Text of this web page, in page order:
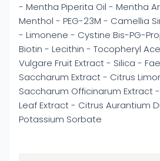
- Mentha Piperita Oil - Mentha
Menthol - PEG-23M - Camellia
- Limonene - Cystine Bis-PG-
Biotin - Lecithin - Tocopheryl
Vulgare Fruit Extract - Silica -
Saccharum Extract - Citrus
Saccharum Officinarum Extract
Leaf Extract - Citrus Aurantium
Potassium Sorbate